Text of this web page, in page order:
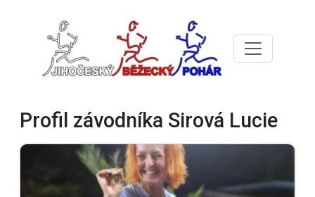
Profil závodníka Sirová Lucie